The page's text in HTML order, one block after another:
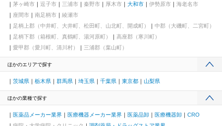
茅ヶ崎市
逗子市 三浦市 秦野市 厚木市 大和市 伊勢原市
海老名市
座間市
南足柄市
綾瀬市
足柄上郡（中井町、大井町、松田町、山北町、開成町）
中郡（大磯町、二宮町）
足柄下郡（箱根町、真鶴町、湯河原町）
高座郡（寒川町）
愛甲郡（愛川町、清川村）
三浦郡（葉山町）
ほかのエリアで探す
茨城県 栃木県 群馬県 埼玉県 千葉県 東京都 山梨県
ほかの業種で探す
医薬品メーカー業界 医療機器メーカー業界 医薬品卸 医療機器卸
CRO